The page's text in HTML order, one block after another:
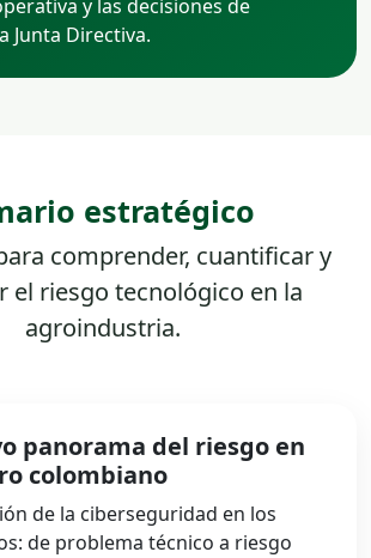
y las decisiones de
Junta Directiva.
estratégico
comprender, cuantificar y
el riesgo tecnológico en la
agroindustria.
panorama del riesgo en
colombiano
de la ciberseguridad en los
de problema técnico a riesgo